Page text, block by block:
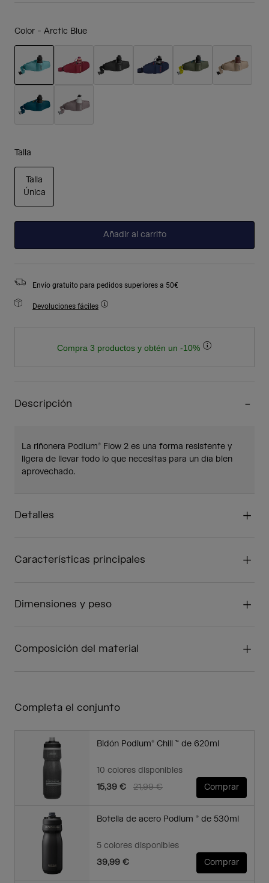
Color - Arctic Blue
Talla
Talla
Única
Añadir al carrito
Envío gratuito para pedidos superiores a 50€
Devoluciones fáciles
Compra 3 productos y obtén un -10%
Descripción
La riñonera Podium® Flow 2 es una forma resistente y
ligera de llevar todo lo que necesitas para un día bien
aprovechado.
Detalles
Características principales
Dimensiones y peso
Composición del material
Completa el conjunto
Bidón Podium® Chill ™ de 620ml
10 colores disponibles
Price reduced from
21,99 €to
15,39 € Comprar
Botella de acero Podium ® de 530ml
5 colores disponibles
39,99 €
Comprar